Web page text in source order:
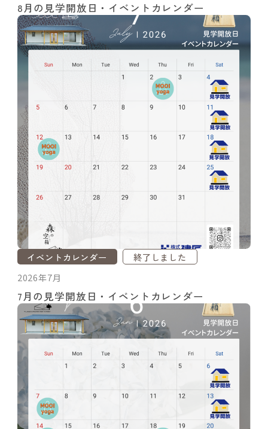
8月の見学開放日・イベントカレンダー
イベントカレンダー
終了しました
2026年7月
7月の見学開放日・イベントカレンダー